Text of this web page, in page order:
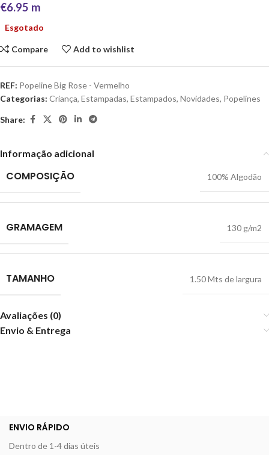
€6.95 m
Esgotado
Compare Add to wishlist
REF: Popeline Big Rose - Vermelho
Categorias: Criança, Estampadas, Estampados, Novidades, Popelines
Share:
Informação adicional
COMPOSIÇÃO 100% Algodão
GRAMAGEM 130 g/m2
TAMANHO 1.50 Mts de largura
Avaliações (0)
Envio & Entrega
ENVIO RÁPIDO
Dentro de 1-4 dias úteis